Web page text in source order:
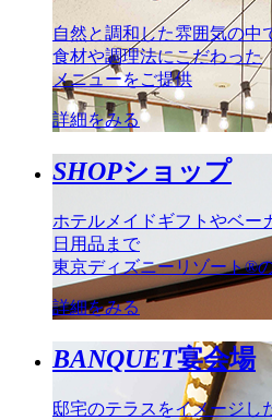
自然と調和した雰囲気の中
食材や調理法にこだわった
メニューをご提供
詳細をみる
SHOPショップ
ホテルメイドギフトやベー
日用品まで
東京ディズニーリゾート®
詳細をみる
BANQUET宴会場
邸宅のテラスをイメージし